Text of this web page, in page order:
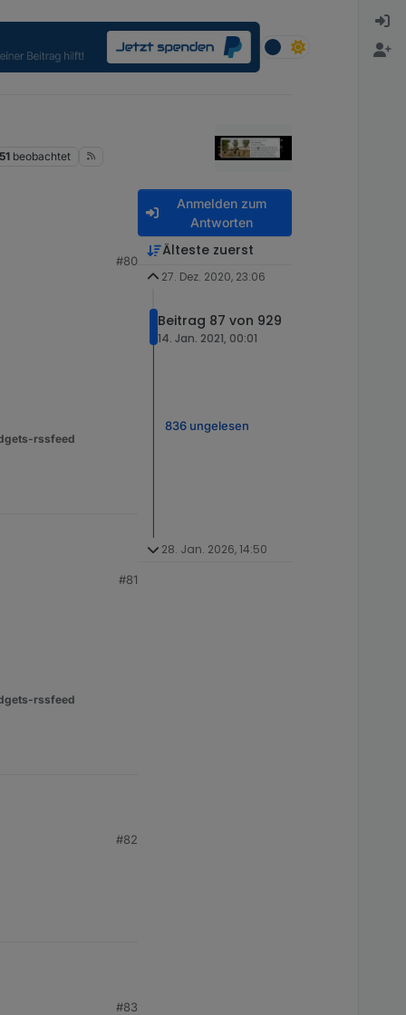
51 beobachtet
#80
rssfeed
#81
rssfeed
#82
#83
Anmelden zum
Antworten
Älteste zuerst
27. Dez. 2020, 23:06
Beitrag 87 von 929
14. Jan. 2021, 00:01
836 ungelesen
28. Jan. 2026, 14:50